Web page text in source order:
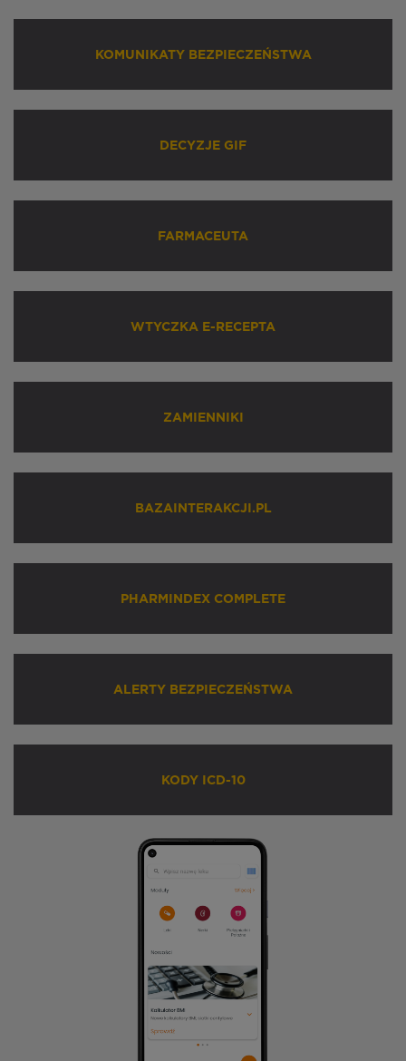
KOMUNIKATY BEZPIECZEŃSTWA
DECYZJE GIF
FARMACEUTA
WTYCZKA E-RECEPTA
ZAMIENNIKI
BAZAINTERAKCJI.PL
PHARMINDEX COMPLETE
ALERTY BEZPIECZEŃSTWA
KODY ICD-10